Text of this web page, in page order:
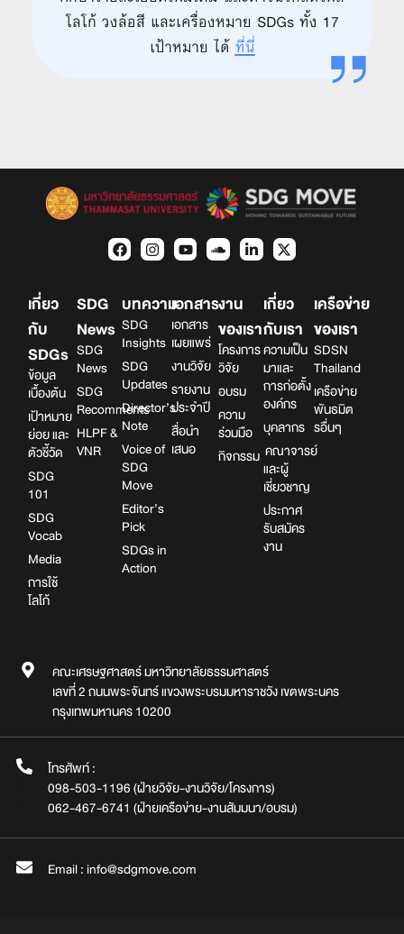
โลโก้ วงล้อสี และเครื่องหมาย SDGs ทั้ง 17
เป้าหมาย ได้ ที่นี่
เกี่ยว
กับ
SDGs
ข้อมูล
เบื้องต้น
เป้าหมาย
ย่อย และ
ตัวชี้วัด
SDG
101
SDG
Vocab
Media
การใช้
โลโก้
SDG
News
SDG
News
SDG
Recomments
HLPF &
VNR
บทความ
SDG
Insights
SDG
Updates
Director’s
Note
Voice of
SDG
Move
Editor’s
Pick
SDGs in
Action
เอกสาร
เอกสาร
เผยแพร่
งานวิจัย
รายงาน
ประจำปี
สื่อนำ
เสนอ
งาน
ของเรา
โครงการ
วิจัย
อบรม
ความ
ร่วมมือ
กิจกรรม
เกี่ยว
กับเรา
ความเป็น
มาและ
การก่อตั้ง
องค์กร
บุคลากร
คณาจารย์
และผู้
เชี่ยวชาญ
ประกาศ
รับสมัคร
งาน
เครือข่าย
ของเรา
SDSN
Thailand
เครือข่าย
พันธมิต
รอื่นๆ
คณะเศรษฐศาสตร์ มหาวิทยาลัยธรรมศาสตร์
เลขที่ 2 ถนนพระจันทร์ แขวงพระบรมมหาราชวัง เขตพระนคร
กรุงเทพมหานคร 10200
โทรศัพท์ :
098-503-1196 (ฝ่ายวิจัย-งานวิจัย/โครงการ)
062-467-6741 (ฝ่ายเครือข่าย-งานสัมมนา/อบรม)
Email : info@sdgmove.com